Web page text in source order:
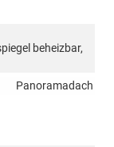
beheizbar,
Panoramadach